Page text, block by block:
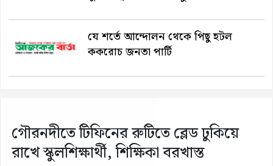
যে শর্তে আন্দোলন থেকে পিছু হটল
ককরোচ জনতা পার্টি
গৌরনদীতে টিফিনের রুটিতে ব্লেড ঢুকিয়ে
রাখে স্কুলশিক্ষার্থী, শিক্ষিকা বরখাস্ত